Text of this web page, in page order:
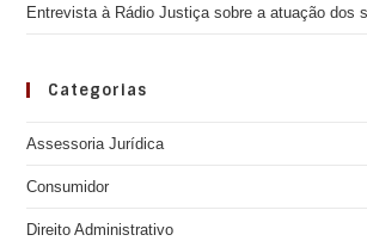
Entrevista à Rádio Justiça sobre a atuação dos
Categorias
Assessoria Jurídica
Consumidor
Direito Administrativo